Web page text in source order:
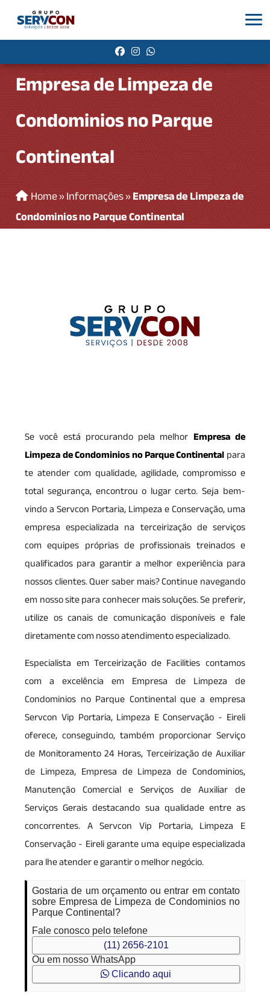
Empresa de Limpeza de
Condominios no Parque
Continental
Home»Informações»Empresa de Limpeza de
Condominios no Parque Continental
Se você está procurando pela melhor Empresa de
Limpeza de Condominios no Parque Continentalpara
te atender com qualidade, agilidade, compromisso e
total segurança, encontrou o lugar certo. Seja bem-
vindo a Servcon Portaria, Limpeza e Conservação, uma
empresa especializada na terceirização de serviços
com equipes próprias de profissionais treinados e
qualificados para garantir a melhor experiência para
nossos clientes. Quer saber mais? Continue navegando
em nosso site para conhecer mais soluções. Se preferir,
utilize os canais de comunicação disponíveis e fale
diretamente com nosso atendimento especializado.
Especialista em Terceirização de Facilities contamos
com a excelência em Empresa de Limpeza de
Condominios no Parque Continental que a empresa
Servcon Vip Portaria, Limpeza E Conservação - Eireli
oferece, conseguindo, também proporcionar Serviço
de Monitoramento 24 Horas, Terceirização de Auxiliar
de Limpeza, Empresa de Limpeza de Condominios,
Manutenção Comercial e Serviços de Auxiliar de
Serviços Gerais destacando sua qualidade entre as
concorrentes. A Servcon Vip Portaria, Limpeza E
Conservação - Eireli garante uma equipe especializada
para lhe atender e garantir o melhor negócio.
Gostaria de um orçamento ou entrar em contato
sobre Empresa de Limpeza de Condominios no
Parque Continental?
Fale conosco pelo telefone
(11) 2656-2101
Ou em nosso WhatsApp
Clicando aqui